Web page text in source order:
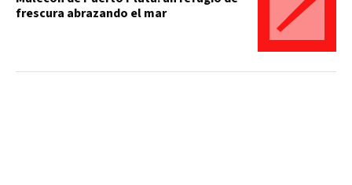
frescura abrazando el mar